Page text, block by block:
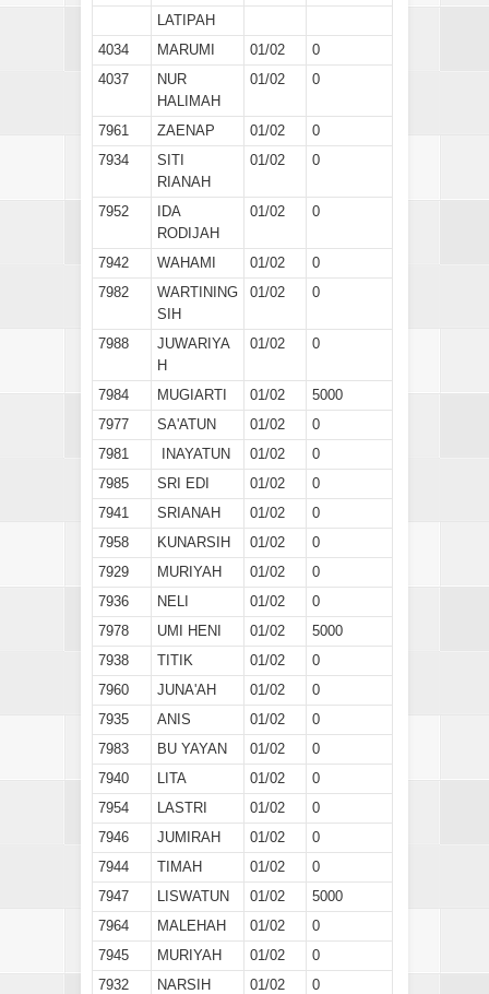
LATIPAH
4034
MARUMI 01/02
0
4037
NUR
HALIMAH
01/02 0
7961 ZAENAP 01/02
0
7934
SITI
RIANAH
01/02 0
7952
IDA
RODIJAH
01/02 0
7942 WAHAMI 01/02
0
7982
WARTINING
SIH
01/02 0
7988
JUWARIYA
H
01/02 0
7984 MUGIARTI 01/02
5000
7977
SA'ATUN 01/02
0
7981
INAYATUN 01/02
0
7985
SRI EDI 01/02
0
7941
SRIANAH 01/02
0
7958
KUNARSIH 01/02
0
7929
MURIYAH 01/02
0
7936
NELI 01/02
0
7978
UMI HENI 01/02
5000
7938
TITIK 01/02
0
7960
JUNA'AH 01/02
0
7935
ANIS 01/02
0
7983
BU YAYAN 01/02
0
7940
LITA 01/02
0
7954
LASTRI 01/02
0
7946
JUMIRAH 01/02
0
7944
TIMAH 01/02
0
7947
LISWATUN 01/02
5000
7964
MALEHAH 01/02
0
7945
MURIYAH 01/02
0
7932
NARSIH 01/02
0